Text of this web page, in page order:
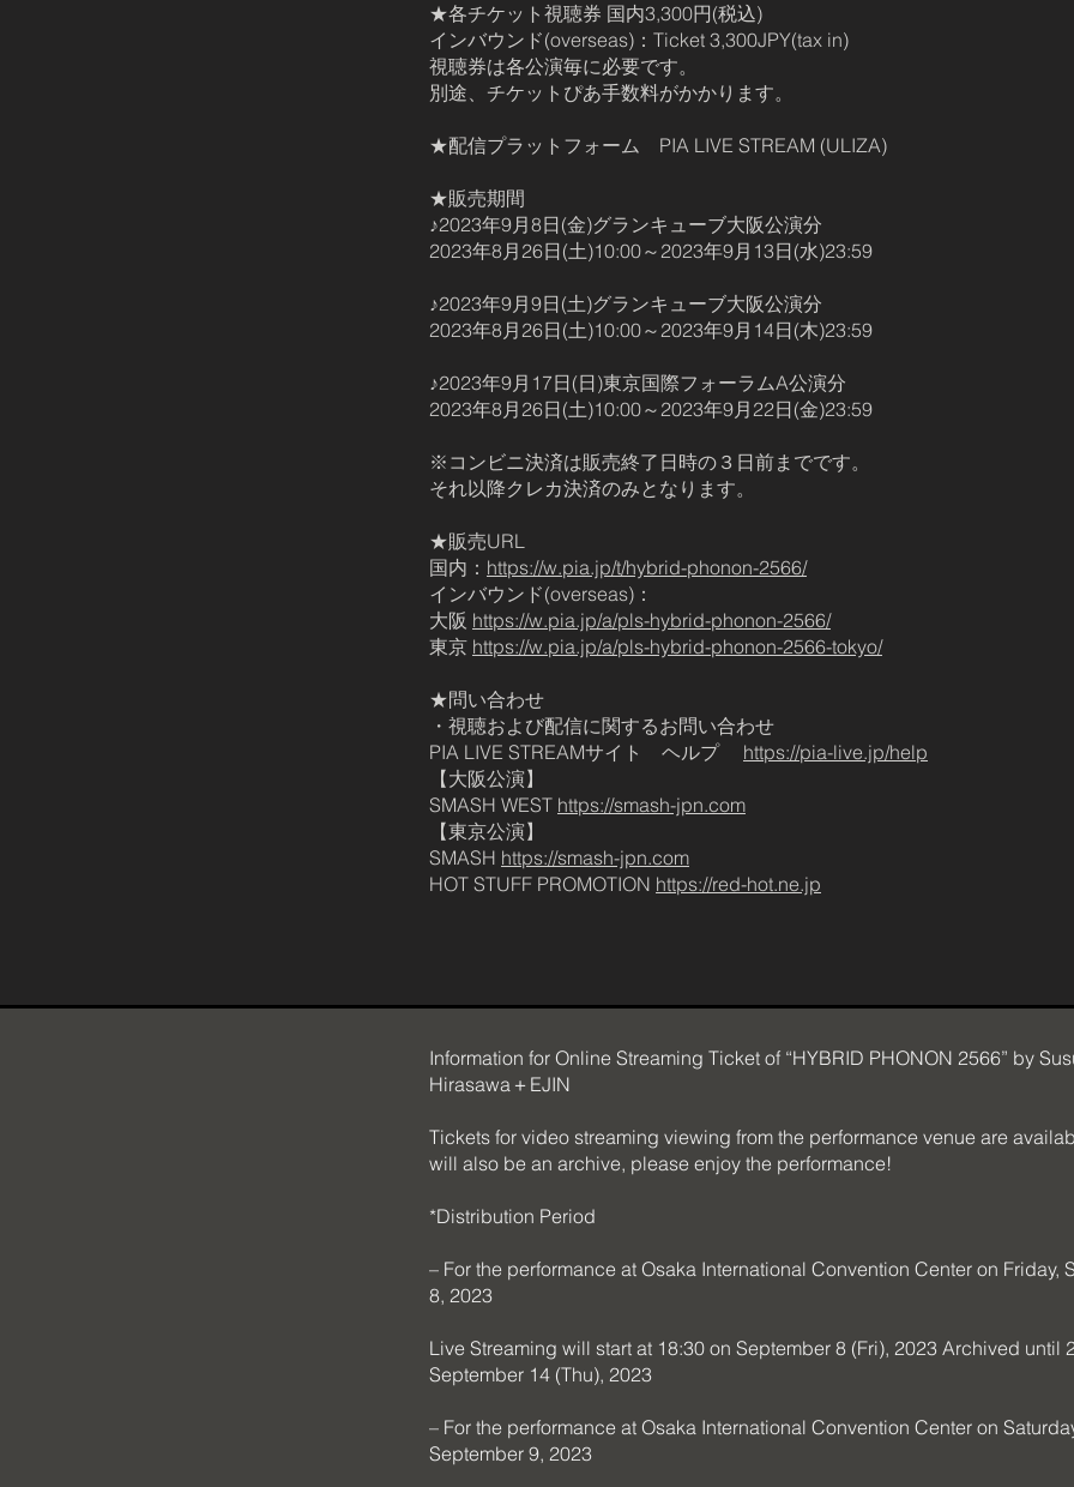
★各チケット視聴券 国内3,300円(税込)
インバウンド(overseas)：Ticket 3,300JPY(tax in)
視聴券は各公演毎に必要です。
別途、チケットぴあ手数料がかかります。
★配信プラットフォーム PIA LIVE STREAM (ULIZA)
★販売期間
♪2023年9月8日(金)グランキューブ大阪公演分
2023年8月26日(土)10:00～2023年9月13日(水)23:59
♪2023年9月9日(土)グランキューブ大阪公演分
2023年8月26日(土)10:00～2023年9月14日(木)23:59
♪2023年9月17日(日)東京国際フォーラムA公演分
2023年8月26日(土)10:00～2023年9月22日(金)23:59
※コンビニ決済は販売終了日時の３日前までです。
それ以降クレカ決済のみとなります。
★販売URL
国内： https://w.pia.jp/t/hybrid-phonon-2566/
インバウンド(overseas)：
大阪 https://w.pia.jp/a/pls-hybrid-phonon-2566/
東京 https://w.pia.jp/a/pls-hybrid-phonon-2566-tokyo/
★問い合わせ
・視聴および配信に関するお問い合わせ
PIA LIVE STREAMサイト ヘルプ https://pia-live.jp/help
【大阪公演】
SMASH WEST https://smash-jpn.com
【東京公演】
SMASH https://smash-jpn.com
HOT STUFF PROMOTION https://red-hot.ne.jp
Information for Online Streaming Ticket of “HYBRID PHONON 2566” by
Hirasawa＋EJIN
Tickets for video streaming viewing from the performance venue are
will also be an archive, please enjoy the performance!
*Distribution Period
– For the performance at Osaka International Convention Center on Friday,
8, 2023
Live Streaming will start at 18:30 on September 8 (Fri), 2023 Archived until
September 14 (Thu), 2023
– For the performance at Osaka International Convention Center on
September 9, 2023